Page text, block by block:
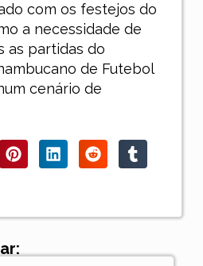
com os festejos do
a necessidade de
as partidas do
de Futebol
cenário de